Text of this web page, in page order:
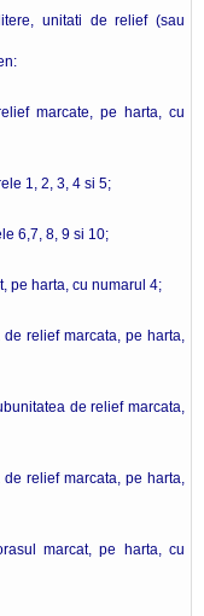
unitati de relief (sau
marcate, pe harta, cu
1, 2, 3, 4 si 5;
6,7, 8, 9 si 10;
pe harta, cu numarul 4;
relief marcata, pe harta,
de relief marcata,
relief marcata, pe harta,
marcat, pe harta, cu